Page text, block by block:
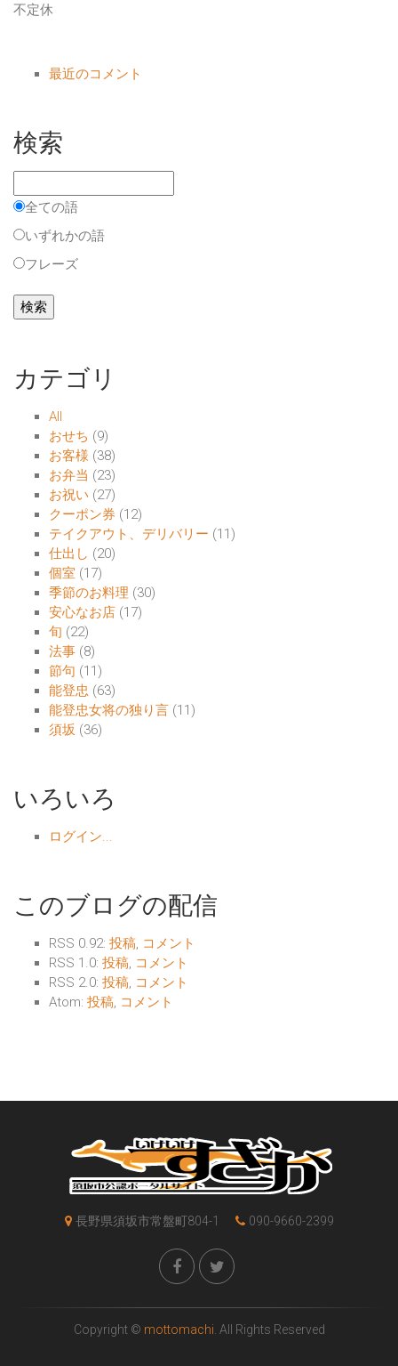
不定休
最近のコメント
検索
全ての語
いずれかの語
フレーズ
カテゴリ
All
おせち (9)
お客様 (38)
お弁当 (23)
お祝い (27)
クーポン券 (12)
テイクアウト、デリバリー (11)
仕出し (20)
個室 (17)
季節のお料理 (30)
安心なお店 (17)
旬 (22)
法事 (8)
節句 (11)
能登忠 (63)
能登忠女将の独り言 (11)
須坂 (36)
いろいろ
ログイン...
このブログの配信
RSS 0.92: 投稿, コメント
RSS 1.0: 投稿, コメント
RSS 2.0: 投稿, コメント
Atom: 投稿, コメント
長野県須坂市常盤町804-1 090-9660-2399
Copyright © mottomachi. All Rights Reserved